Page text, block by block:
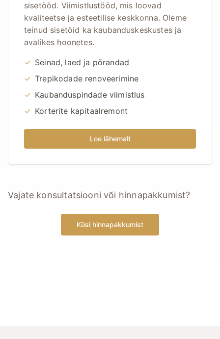
sisetööd. Viimistlustööd, mis loovad
kvaliteetse ja esteetilise keskkonna. Oleme
teinud sisetöid ka kaubanduskeskustes ja
avalikes hoonetes.
✓ Seinad, laed ja põrandad
✓ Trepikodade renoveerimine
✓ Kaubanduspindade viimistlus
✓ Korterite kapitaalremont
Loe lähemalt
Vajate konsultatsiooni või hinnapakkumist?
Küsi hinnapakkumist